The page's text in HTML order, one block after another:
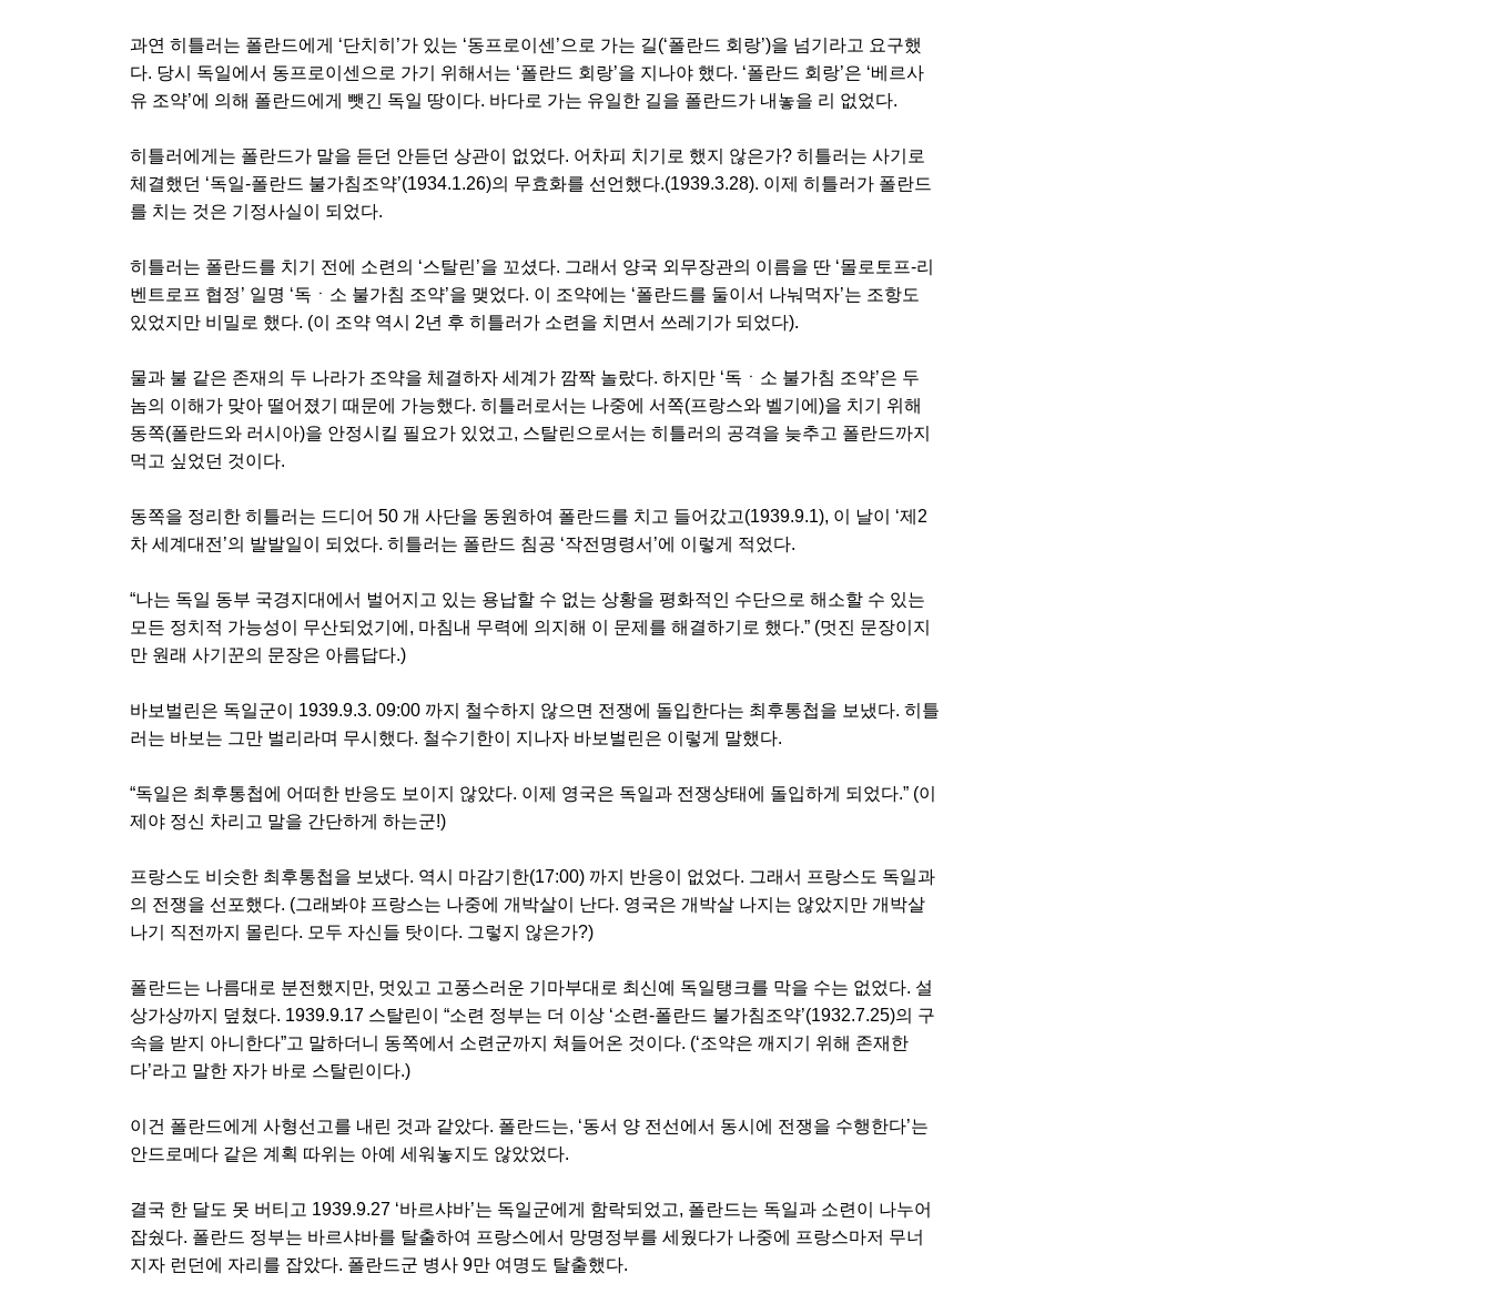
과연 히틀러는 폴란드에게 ‘단치히’가 있는 ‘동프로이센’으로 가는 길(‘폴란드 회랑’)을 넘기라고 요구했
다. 당시 독일에서 동프로이센으로 가기 위해서는 ‘폴란드 회랑’을 지나야 했다. ‘폴란드 회랑’은 ‘베르사
유 조약’에 의해 폴란드에게 뺏긴 독일 땅이다. 바다로 가는 유일한 길을 폴란드가 내놓을 리 없었다.
히틀러에게는 폴란드가 말을 듣던 안듣던 상관이 없었다. 어차피 치기로 했지 않은가? 히틀러는 사기로
체결했던 ‘독일-폴란드 불가침조약’(1934.1.26)의 무효화를 선언했다.(1939.3.28). 이제 히틀러가 폴란드
를 치는 것은 기정사실이 되었다.
히틀러는 폴란드를 치기 전에 소련의 ‘스탈린’을 꼬셨다. 그래서 양국 외무장관의 이름을 딴 ‘몰로토프-리
벤트로프 협정’ 일명 ‘독ㆍ소 불가침 조약’을 맺었다. 이 조약에는 ‘폴란드를 둘이서 나눠먹자’는 조항도
있었지만 비밀로 했다. (이 조약 역시 2년 후 히틀러가 소련을 치면서 쓰레기가 되었다).
물과 불 같은 존재의 두 나라가 조약을 체결하자 세계가 깜짝 놀랐다. 하지만 ‘독ㆍ소 불가침 조약’은 두
놈의 이해가 맞아 떨어졌기 때문에 가능했다. 히틀러로서는 나중에 서쪽(프랑스와 벨기에)을 치기 위해
동쪽(폴란드와 러시아)을 안정시킬 필요가 있었고, 스탈린으로서는 히틀러의 공격을 늦추고 폴란드까지
먹고 싶었던 것이다.
동쪽을 정리한 히틀러는 드디어 50 개 사단을 동원하여 폴란드를 치고 들어갔고(1939.9.1), 이 날이 ‘제2
차 세계대전’의 발발일이 되었다. 히틀러는 폴란드 침공 ‘작전명령서’에 이렇게 적었다.
“나는 독일 동부 국경지대에서 벌어지고 있는 용납할 수 없는 상황을 평화적인 수단으로 해소할 수 있는
모든 정치적 가능성이 무산되었기에, 마침내 무력에 의지해 이 문제를 해결하기로 했다.” (멋진 문장이지
만 원래 사기꾼의 문장은 아름답다.)
바보벌린은 독일군이 1939.9.3. 09:00 까지 철수하지 않으면 전쟁에 돌입한다는 최후통첩을 보냈다. 히틀
러는 바보는 그만 벌리라며 무시했다. 철수기한이 지나자 바보벌린은 이렇게 말했다.
“독일은 최후통첩에 어떠한 반응도 보이지 않았다. 이제 영국은 독일과 전쟁상태에 돌입하게 되었다.” (이
제야 정신 차리고 말을 간단하게 하는군!)
프랑스도 비슷한 최후통첩을 보냈다. 역시 마감기한(17:00) 까지 반응이 없었다. 그래서 프랑스도 독일과
의 전쟁을 선포했다. (그래봐야 프랑스는 나중에 개박살이 난다. 영국은 개박살 나지는 않았지만 개박살
나기 직전까지 몰린다. 모두 자신들 탓이다. 그렇지 않은가?)
폴란드는 나름대로 분전했지만, 멋있고 고풍스러운 기마부대로 최신예 독일탱크를 막을 수는 없었다. 설
상가상까지 덮쳤다. 1939.9.17 스탈린이 “소련 정부는 더 이상 ‘소련-폴란드 불가침조약’(1932.7.25)의 구
속을 받지 아니한다”고 말하더니 동쪽에서 소련군까지 쳐들어온 것이다. (‘조약은 깨지기 위해 존재한
다’라고 말한 자가 바로 스탈린이다.)
이건 폴란드에게 사형선고를 내린 것과 같았다. 폴란드는, ‘동서 양 전선에서 동시에 전쟁을 수행한다’는
안드로메다 같은 계획 따위는 아예 세워놓지도 않았었다.
결국 한 달도 못 버티고 1939.9.27 ‘바르샤바’는 독일군에게 함락되었고, 폴란드는 독일과 소련이 나누어
잡쉈다. 폴란드 정부는 바르샤바를 탈출하여 프랑스에서 망명정부를 세웠다가 나중에 프랑스마저 무너
지자 런던에 자리를 잡았다. 폴란드군 병사 9만 여명도 탈출했다.